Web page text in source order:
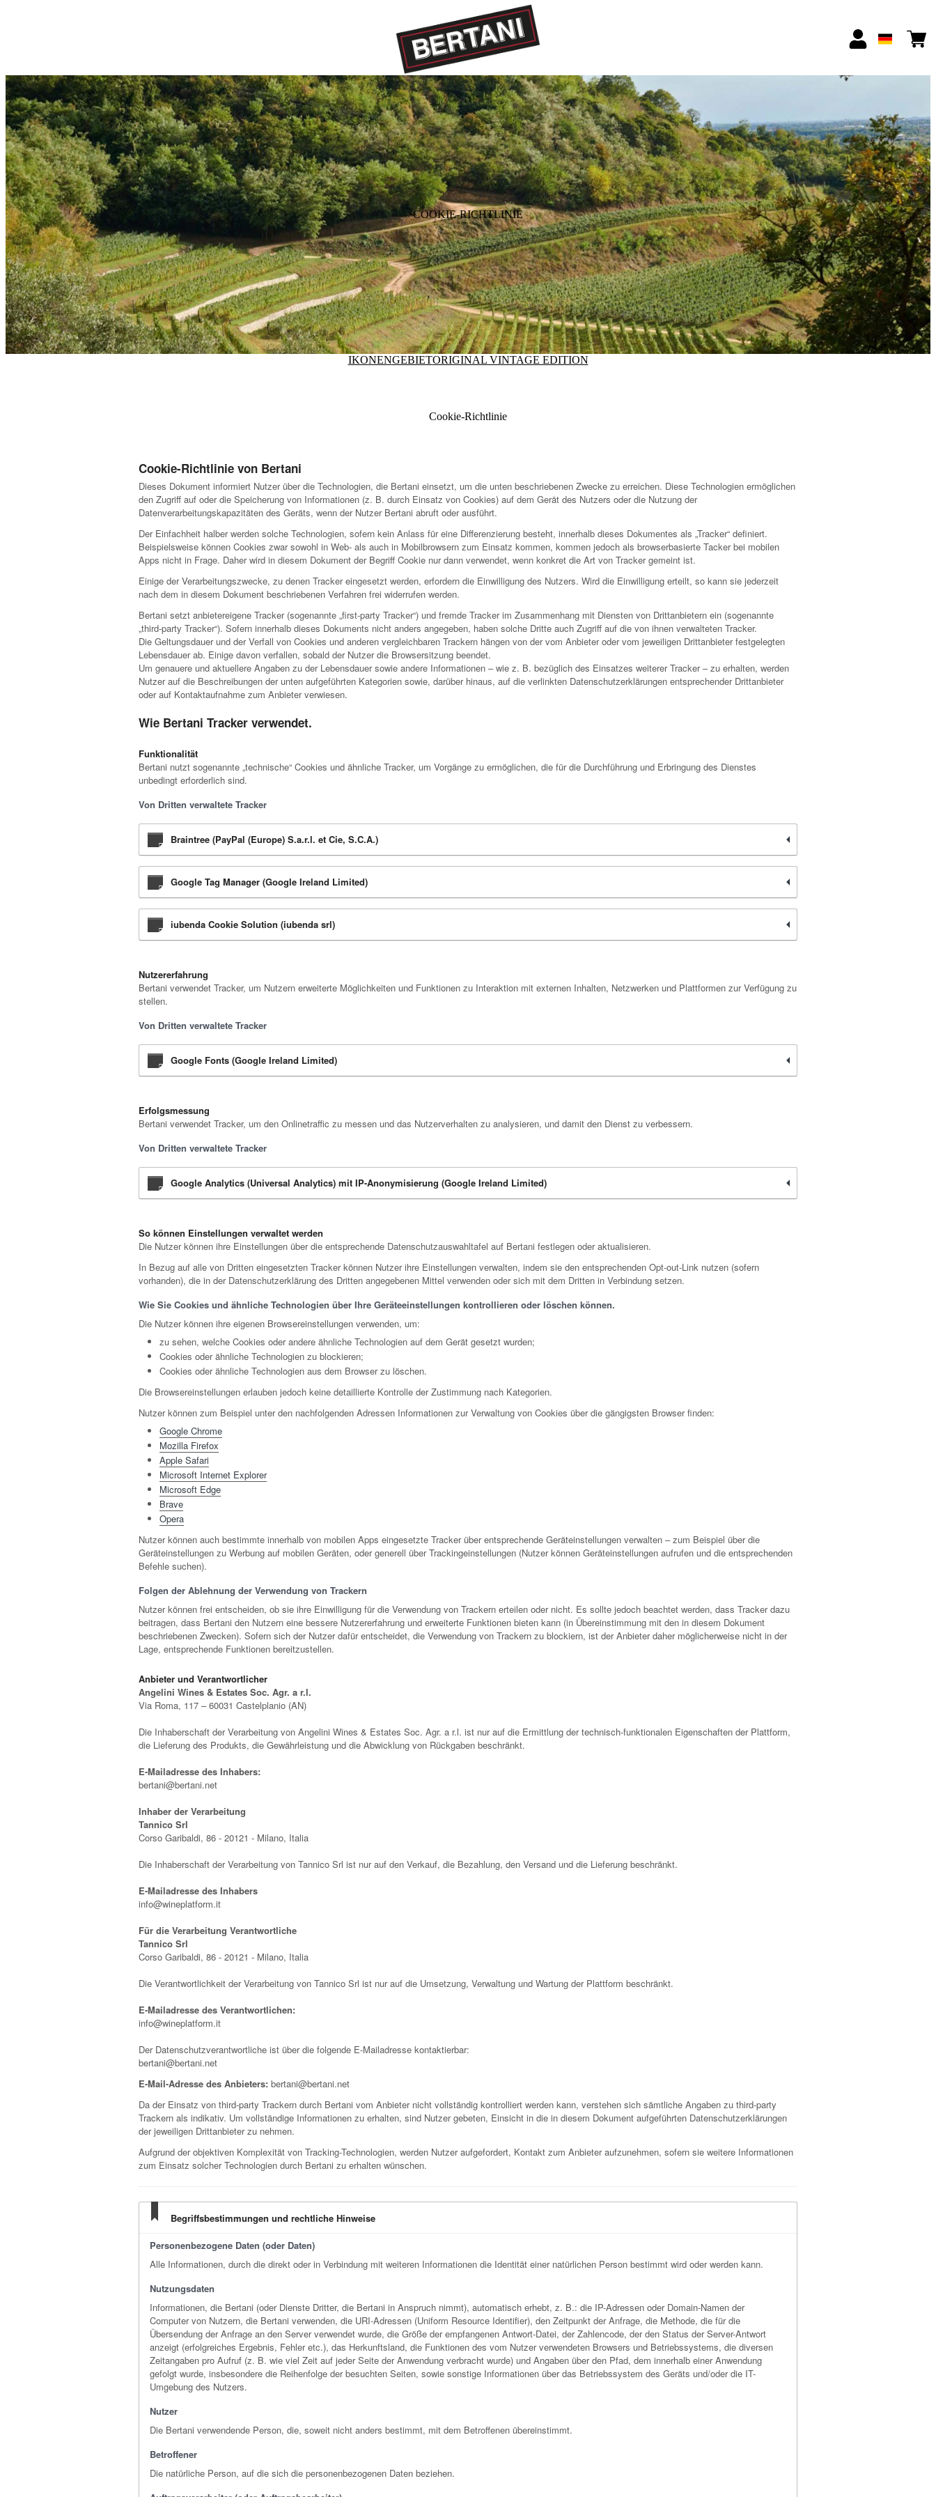
COOKIE-RICHTLINIE
IKONENGEBIETORIGINAL VINTAGE EDITION
Cookie-Richtlinie
Cookie-Richtlinie von Bertani
Dieses Dokument informiert Nutzer über die Technologien, die Bertani einsetzt, um die unten beschriebenen Zwecke zu erreichen. Diese Technologien ermöglichen
den Zugriff auf oder die Speicherung von Informationen (z. B. durch Einsatz von Cookies) auf dem Gerät des Nutzers oder die Nutzung der
Datenverarbeitungskapazitäten des Geräts, wenn der Nutzer Bertani abruft oder ausführt.
Der Einfachheit halber werden solche Technologien, sofern kein Anlass für eine Differenzierung besteht, innerhalb dieses Dokumentes als „Tracker“ definiert.
Beispielsweise können Cookies zwar sowohl in Web- als auch in Mobilbrowsern zum Einsatz kommen, kommen jedoch als browserbasierte Tacker bei mobilen
Apps nicht in Frage. Daher wird in diesem Dokument der Begriff Cookie nur dann verwendet, wenn konkret die Art von Tracker gemeint ist.
Einige der Verarbeitungszwecke, zu denen Tracker eingesetzt werden, erfordern die Einwilligung des Nutzers. Wird die Einwilligung erteilt, so kann sie jederzeit
nach dem in diesem Dokument beschriebenen Verfahren frei widerrufen werden.
Bertani setzt anbietereigene Tracker (sogenannte „first-party Tracker“) und fremde Tracker im Zusammenhang mit Diensten von Drittanbietern ein (sogenannte
„third-party Tracker“). Sofern innerhalb dieses Dokuments nicht anders angegeben, haben solche Dritte auch Zugriff auf die von ihnen verwalteten Tracker.
Die Geltungsdauer und der Verfall von Cookies und anderen vergleichbaren Trackern hängen von der vom Anbieter oder vom jeweiligen Drittanbieter festgelegten
Lebensdauer ab. Einige davon verfallen, sobald der Nutzer die Browsersitzung beendet.
Um genauere und aktuellere Angaben zu der Lebensdauer sowie andere Informationen – wie z. B. bezüglich des Einsatzes weiterer Tracker – zu erhalten, werden
Nutzer auf die Beschreibungen der unten aufgeführten Kategorien sowie, darüber hinaus, auf die verlinkten Datenschutzerklärungen entsprechender Drittanbieter
oder auf Kontaktaufnahme zum Anbieter verwiesen.
Wie Bertani Tracker verwendet.
Funktionalität
Bertani nutzt sogenannte „technische“ Cookies und ähnliche Tracker, um Vorgänge zu ermöglichen, die für die Durchführung und Erbringung des Dienstes
unbedingt erforderlich sind.
Von Dritten verwaltete Tracker
Braintree (PayPal (Europe) S.a.r.l. et Cie, S.C.A.)
Google Tag Manager (Google Ireland Limited)
iubenda Cookie Solution (iubenda srl)
Nutzererfahrung
Bertani verwendet Tracker, um Nutzern erweiterte Möglichkeiten und Funktionen zu Interaktion mit externen Inhalten, Netzwerken und Plattformen zur Verfügung zu
stellen.
Von Dritten verwaltete Tracker
Google Fonts (Google Ireland Limited)
Erfolgsmessung
Bertani verwendet Tracker, um den Onlinetraffic zu messen und das Nutzerverhalten zu analysieren, und damit den Dienst zu verbessern.
Von Dritten verwaltete Tracker
Google Analytics (Universal Analytics) mit IP-Anonymisierung (Google Ireland Limited)
So können Einstellungen verwaltet werden
Die Nutzer können ihre Einstellungen über die entsprechende Datenschutzauswahltafel auf Bertani festlegen oder aktualisieren.
In Bezug auf alle von Dritten eingesetzten Tracker können Nutzer ihre Einstellungen verwalten, indem sie den entsprechenden Opt-out-Link nutzen (sofern
vorhanden), die in der Datenschutzerklärung des Dritten angegebenen Mittel verwenden oder sich mit dem Dritten in Verbindung setzen.
Wie Sie Cookies und ähnliche Technologien über Ihre Geräteeinstellungen kontrollieren oder löschen können.
Die Nutzer können ihre eigenen Browsereinstellungen verwenden, um:
zu sehen, welche Cookies oder andere ähnliche Technologien auf dem Gerät gesetzt wurden;
Cookies oder ähnliche Technologien zu blockieren;
Cookies oder ähnliche Technologien aus dem Browser zu löschen.
Die Browsereinstellungen erlauben jedoch keine detaillierte Kontrolle der Zustimmung nach Kategorien.
Nutzer können zum Beispiel unter den nachfolgenden Adressen Informationen zur Verwaltung von Cookies über die gängigsten Browser finden:
Google Chrome
Mozilla Firefox
Apple Safari
Microsoft Internet Explorer
Microsoft Edge
Brave
Opera
Nutzer können auch bestimmte innerhalb von mobilen Apps eingesetzte Tracker über entsprechende Geräteinstellungen verwalten – zum Beispiel über die
Geräteinstellungen zu Werbung auf mobilen Geräten, oder generell über Trackingeinstellungen (Nutzer können Geräteinstellungen aufrufen und die entsprechenden
Befehle suchen).
Folgen der Ablehnung der Verwendung von Trackern
Nutzer können frei entscheiden, ob sie ihre Einwilligung für die Verwendung von Trackern erteilen oder nicht. Es sollte jedoch beachtet werden, dass Tracker dazu
beitragen, dass Bertani den Nutzern eine bessere Nutzererfahrung und erweiterte Funktionen bieten kann (in Übereinstimmung mit den in diesem Dokument
beschriebenen Zwecken). Sofern sich der Nutzer dafür entscheidet, die Verwendung von Trackern zu blockiern, ist der Anbieter daher möglicherweise nicht in der
Lage, entsprechende Funktionen bereitzustellen.
Anbieter und Verantwortlicher
Angelini Wines & Estates Soc. Agr. a r.l.
Via Roma, 117 – 60031 Castelplanio (AN)
Die Inhaberschaft der Verarbeitung von Angelini Wines & Estates Soc. Agr. a r.l. ist nur auf die Ermittlung der technisch-funktionalen Eigenschaften der Plattform,
die Lieferung des Produkts, die Gewährleistung und die Abwicklung von Rückgaben beschränkt.
E-Mailadresse des Inhabers:
bertani@bertani.net
Inhaber der Verarbeitung
Tannico Srl
Corso Garibaldi, 86 - 20121 - Milano, Italia
Die Inhaberschaft der Verarbeitung von Tannico Srl ist nur auf den Verkauf, die Bezahlung, den Versand und die Lieferung beschränkt.
E-Mailadresse des Inhabers
info@wineplatform.it
Für die Verarbeitung Verantwortliche
Tannico Srl
Corso Garibaldi, 86 - 20121 - Milano, Italia
Die Verantwortlichkeit der Verarbeitung von Tannico Srl ist nur auf die Umsetzung, Verwaltung und Wartung der Plattform beschränkt.
E-Mailadresse des Verantwortlichen:
info@wineplatform.it
Der Datenschutzverantwortliche ist über die folgende E-Mailadresse kontaktierbar:
bertani@bertani.net
E-Mail-Adresse des Anbieters: bertani@bertani.net
Da der Einsatz von third-party Trackern durch Bertani vom Anbieter nicht vollständig kontrolliert werden kann, verstehen sich sämtliche Angaben zu third-party
Trackern als indikativ. Um vollständige Informationen zu erhalten, sind Nutzer gebeten, Einsicht in die in diesem Dokument aufgeführten Datenschutzerklärungen
der jeweiligen Drittanbieter zu nehmen.
Aufgrund der objektiven Komplexität von Tracking-Technologien, werden Nutzer aufgefordert, Kontakt zum Anbieter aufzunehmen, sofern sie weitere Informationen
zum Einsatz solcher Technologien durch Bertani zu erhalten wünschen.
Begriffsbestimmungen und rechtliche Hinweise
Personenbezogene Daten (oder Daten)
Alle Informationen, durch die direkt oder in Verbindung mit weiteren Informationen die Identität einer natürlichen Person bestimmt wird oder werden kann.
Nutzungsdaten
Informationen, die Bertani (oder Dienste Dritter, die Bertani in Anspruch nimmt), automatisch erhebt, z. B.: die IP-Adressen oder Domain-Namen der
Computer von Nutzern, die Bertani verwenden, die URI-Adressen (Uniform Resource Identifier), den Zeitpunkt der Anfrage, die Methode, die für die
Übersendung der Anfrage an den Server verwendet wurde, die Größe der empfangenen Antwort-Datei, der Zahlencode, der den Status der Server-Antwort
anzeigt (erfolgreiches Ergebnis, Fehler etc.), das Herkunftsland, die Funktionen des vom Nutzer verwendeten Browsers und Betriebssystems, die diversen
Zeitangaben pro Aufruf (z. B. wie viel Zeit auf jeder Seite der Anwendung verbracht wurde) und Angaben über den Pfad, dem innerhalb einer Anwendung
gefolgt wurde, insbesondere die Reihenfolge der besuchten Seiten, sowie sonstige Informationen über das Betriebssystem des Geräts und/oder die IT-
Umgebung des Nutzers.
Nutzer
Die Bertani verwendende Person, die, soweit nicht anders bestimmt, mit dem Betroffenen übereinstimmt.
Betroffener
Die natürliche Person, auf die sich die personenbezogenen Daten beziehen.